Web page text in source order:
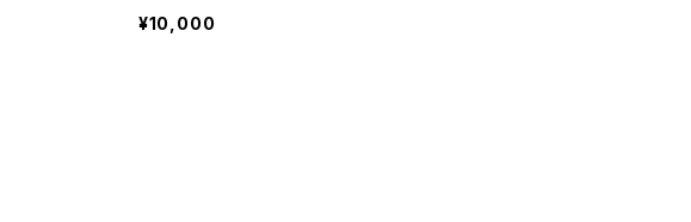
装品)
¥10,000